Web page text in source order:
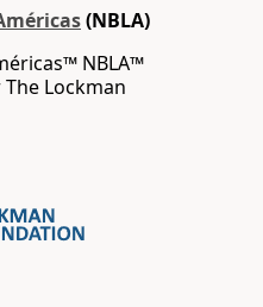
(NBLA)
NBLA™
Lockman